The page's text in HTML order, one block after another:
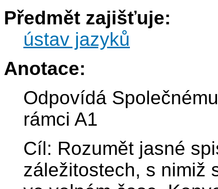
Předmět zajišťuje:
ústav jazyků
Anotace:
Odpovídá
rámci A1
Cíl: Rozumět jasné
záležitostech, s nimiž